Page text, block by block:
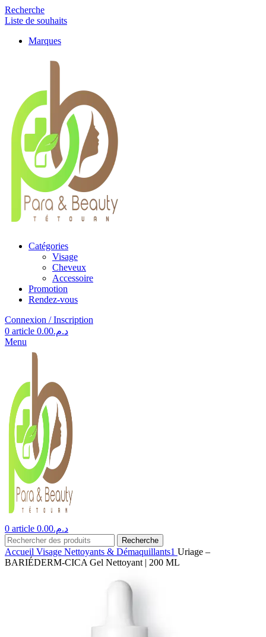
Recherche
Liste de souhaits
Marques
Catégories
Visage
Cheveux
Accessoire
Promotion
Rendez-vous
Connexion / Inscription
0 article د.م.0.00
Menu
0 article د.م.0.00
Recherche
Accueil Visage Nettoyants & Démaquillants1 Uriage –
BARIÉDERM-CICA Gel Nettoyant | 200 ML